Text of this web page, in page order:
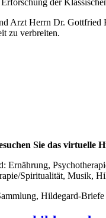
der
Arzt Herrn Dr. Gottfried
zu verbreiten.
Sie das virtuelle
Ernährung,
Spiritualität, Musik,
Hildegard-